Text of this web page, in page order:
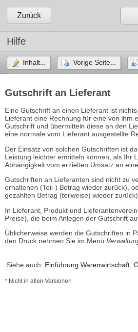
Zurück
Hilfe
Inhalt... Vorige Seite...
Gutschrift an Lieferant
Eine Gutschrift an einen Lieferant ist
Lieferant eine Rechnung für eine von ihm
Gutschrift und übermitteln diese an den
eine normale vom Lieferant ausgestellte
Der Einsatz von solchen Gutschriften ist
Leistung leichter ermitteln können, als Ihr
Abhängigkeit vom erzielten Umsatz an
Gutschriften an Lieferanten sind nicht zu
erhaltenen (Teil-) Betrag wieder zurück),
gezahlten Betrag (teilweise) wieder
In Lieferant, Produkt und
Preise), die beim Anlegen der Gutschrift
Üblicherweise werden die Gutschriften in
den Druck nehmen Sie im Menü
Siehe auch: Einführung Warenwirtschaft,
* Nicht in allen Versionen